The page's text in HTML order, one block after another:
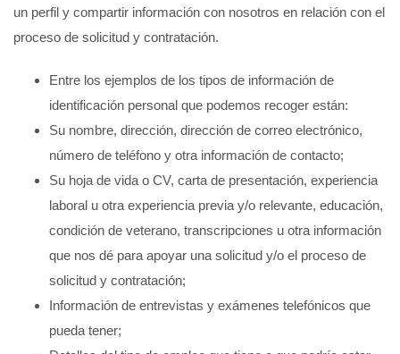
un perfil y compartir información con nosotros en relación con el
proceso de solicitud y contratación.
Entre los ejemplos de los tipos de información de
identificación personal que podemos recoger están:
Su nombre, dirección, dirección de correo electrónico,
número de teléfono y otra información de contacto;
Su hoja de vida o CV, carta de presentación, experiencia
laboral u otra experiencia previa y/o relevante, educación,
condición de veterano, transcripciones u otra información
que nos dé para apoyar una solicitud y/o el proceso de
solicitud y contratación;
Información de entrevistas y exámenes telefónicos que
pueda tener;